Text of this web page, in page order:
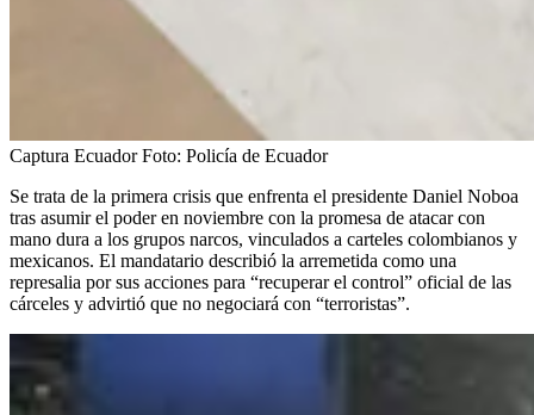
Captura EcuadorFoto: Policía de Ecuador
Se trata de la primera crisis que enfrenta el presidente Daniel Noboa
tras asumir el poder en noviembre con la promesa de atacar con
mano dura a los grupos narcos, vinculados a carteles colombianos y
mexicanos. El mandatario describió la arremetida como una
represalia por sus acciones para “recuperar el control” oficial de las
cárceles y advirtió que no negociará con “terroristas”.